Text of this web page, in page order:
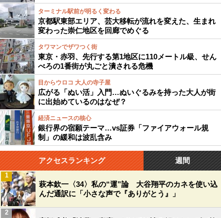
ターミナル駅前が明るく変わる
京都駅東部エリア、芸大移転が流れを変えた、生まれ
変わった崇仁地区を回廊でめぐる
タワマンでザワつく街
東京・赤羽、先行する第1地区に110メートル級、せん
べろの1番街が丸ごと潰される危機
目からウロコ 大人の寺子屋
広がる「ぬい活」入門…ぬいぐるみを持った大人が街
に出始めているのはなぜ？
経済ニュースの核心
銀行界の宿願テーマ…vs証券「ファイアウォール規
制」の緩和は波乱含み
アクセスランキング 週間
萩本欽一〈34〉私の“運”論 大谷翔平のカネを使い込
んだ通訳に「小さな声で『ありがとう』」
1
2